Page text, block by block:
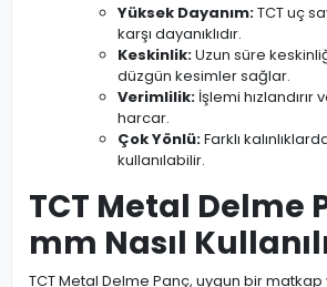
Yüksek Dayanım:TCT uç
karşı dayanıklıdır.
Keskinlik:Uzun süre
düzgün kesimler sağlar.
Verimlilik: İşlemi
harcar.
Çok Yönlü:Farklı
kullanılabilir.
TCT Metal Delme
mm Nasıl
TCT Metal Delme Panç, uygun bir